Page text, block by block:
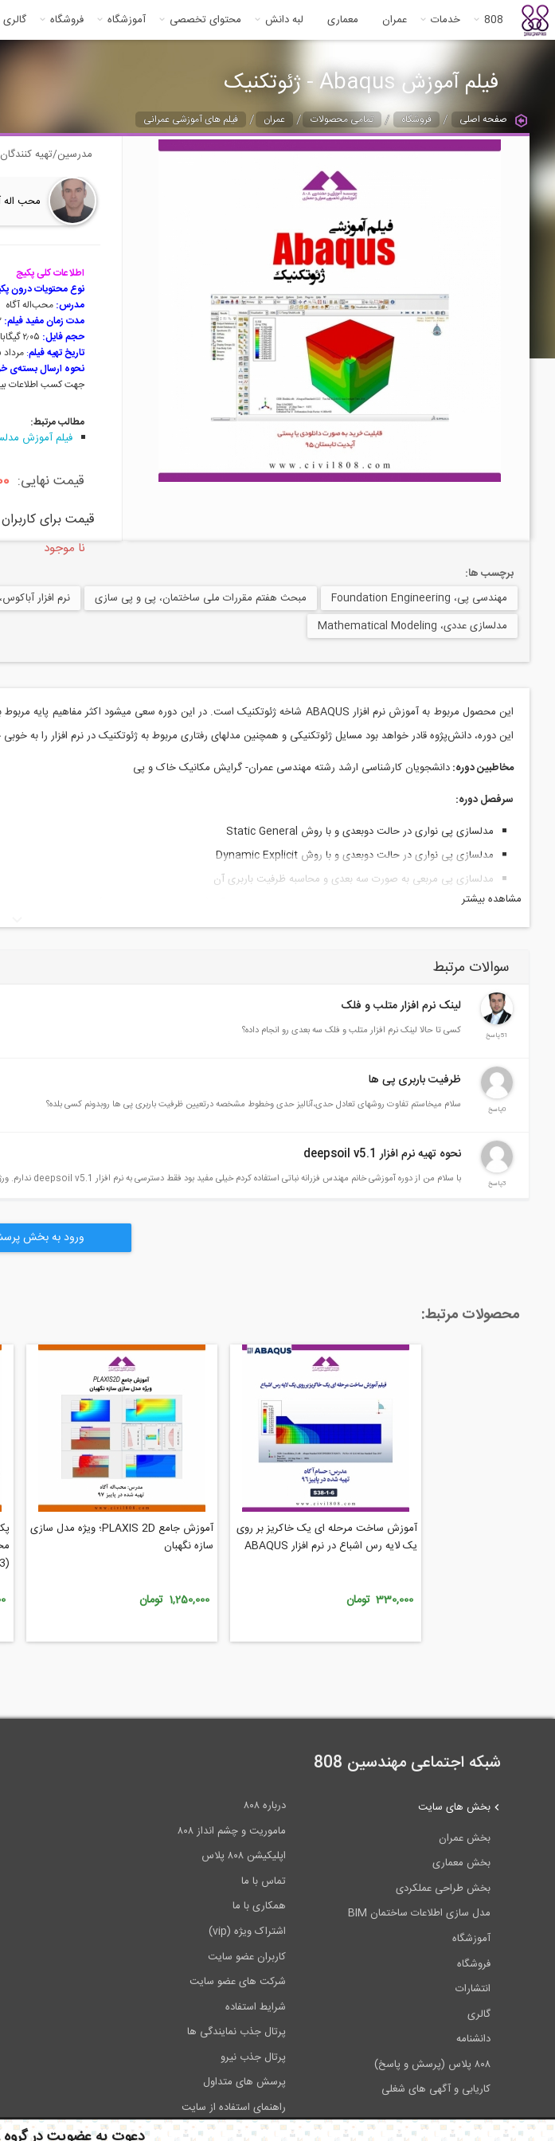
808 خدمات عمران معماری لبه دانش محتوای تخصصی آموزشگاه فروشگاه گالری
فیلم آموزش Abaqus - ژئوتکنیک
صفحه اصلی / فروشگاه / تمامی محصولات / عمران /
فیلم های آموزشی عمرانی
مدرسین/تهیه
محب اله
اطلاعات کلی پکیج
نوع محتویات درون
مدرس: محب‌اله آگاه
مدت زمان مفید فیلم:
حجم فایل:
تاریخ تهیه فیلم: مرداد ۱۳۹۵
نحوه ارسال بسته‌ی
جهت کسب اطلاعات
مطالب مرتبط:
فیلم آموزش
قیمت نهایی:
قیمت برای کاربران
نا موجود
برچسب ها:
مهندسی پی، Foundation Engineering
مبحث هفتم مقررات ملی ساختمان، پی و پی سازی نرم افزار آباکوس، ABAQUS
مدلسازی عددی، Mathematical Modeling
این محصول مربوط به آموزش نرم افزار ABAQUS شاخه ژئوتکنیک است. در این دوره سعی میشود اکثر مفاهیم پایه
این دوره، دانش‌پژوه قادر خواهد بود مسایل ژئوتکنیکی و همچنین مدلهای رفتاری مربوط به ژئوتکنیک در نرم افزار را به
مخاطبین دوره:دانشجویان کارشناسی ارشد رشته مهندسی عمران- گرایش مکانیک خاک و پی
سرفصل دوره:
مدلسازی پی نواری در حالت دوبعدی و با روش Static General
مدلسازی پی نواری در حالت دوبعدی و با روش Dynamic Explicit
مدلسازی پی مربعی به صورت سه بعدی و محاسبه ظرفیت باربری آن
مدلسازی پی مربعی به صورت سه بعدی و محاسبه ظرفیت باربری آن (با ابعاد مطابق کتاب مرجع)
محاسبه ظرفیت باربری شمع ها با مدلسازی دوبعدی تقارن محوری و نحوه مدلسازی سه بعدی شمع‌ها گروهی
آموزش مدلسازی شمع ها به صورت دوبعدی و محاسبه ظرفیت باربری آنها
مدلسازی شمع های تحت بارگذاری مایل به صورت سه بعدی
تحلیل دیوار حایل در حالت محرک و مقاوم، مدلسازی ساخت مرحله ای یک خاکریز روی لایه رسی و محاسبه نشست تحکیم
مشاهده بیشتر
سوالات مرتبط
51پاسخ
لینک نرم افزار متلب و فلک
کسی تا حالا لینک نرم افزار متلب و فلک سه بعدی رو انجام داده؟
0پاسخ
ظرفیت باربری پی ها
سلام میخاستم تفاوت روشهای تعادل حدی،آنالیز حدی وخطوط مشخصه درتعیین ظرفیت باربری پی ها روبدونم کسی بلده؟
3پاسخ
نحوه تهیه نرم افزار deepsoil v5.1
با سلام من از دوره آموزشی خانم مهندس فزرانه نباتی استفاده کردم خیلی مفید بود فقط دسترسی به نرم افزار deepsoil v5.1 ندارم. ورژن 7 را دارم ولی ورژن 5.1 مورد نیاز هست. اگر دسترسی به این ورژن دارید ممنون میشم با من به اشتراک بذارید
ورود به بخش
محصولات مرتبط:
آموزش ساخت مرحله ای یک خاکریز بر روی
یک لایه رس اشباع در نرم افزار ABAQUS
330,000 تومان
آموزش جامع PLAXIS 2D؛ ویژه مدل سازی
سازه نگهبان
1,250,000 تومان
(BOX - S3)
شبکه اجتماعی مهندسین 808
درباره ۸۰۸
ماموریت و چشم انداز ۸۰۸
اپلیکیشن ۸۰۸ پلاس
تماس با ما
همکاری با ما
اشتراک ویژه (vip)
کاربران عضو سایت
شرکت های عضو سایت
شرایط استفاده
پرتال جذب نمایندگی ها
پرتال جذب نیرو
پرسش های متداول
راهنمای استفاده از سایت
تبلیغات در سایت
بخش های سایت
بخش عمران
بخش معماری
بخش طراحی عملکردی
مدل سازی اطلاعات ساختمان BIM
آموزشگاه
فروشگاه
انتشارات
گالری
دانشنامه
۸۰۸ پلاس (پرسش و پاسخ)
کاریابی و آگهی های شغلی